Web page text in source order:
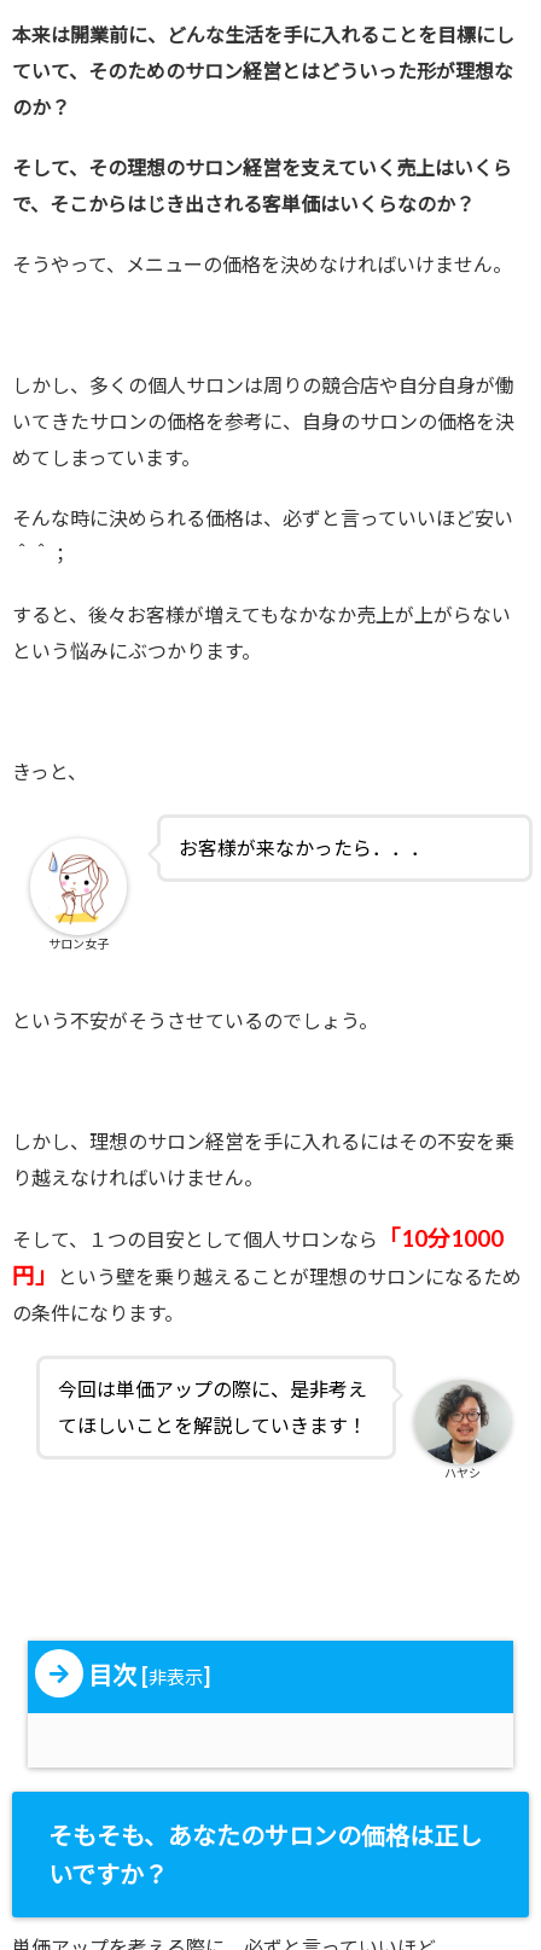
本来は開業前に、どんな生活を手に入れることを目標にし
ていて、そのためのサロン経営とはどういった形が理想な
のか？
そして、その理想のサロン経営を支えていく売上はいくら
で、そこからはじき出される客単価はいくらなのか？
そうやって、メニューの価格を決めなければいけません。
しかし、多くの個人サロンは周りの競合店や自分自身が働
いてきたサロンの価格を参考に、自身のサロンの価格を決
めてしまっています。
そんな時に決められる価格は、必ずと言っていいほど安い
＾＾；
すると、後々お客様が増えてもなかなか売上が上がらない
という悩みにぶつかります。
きっと、
お客様が来なかったら．．．
サロン女子
という不安がそうさせているのでしょう。
しかし、理想のサロン経営を手に入れるにはその不安を乗
り越えなければいけません。
そして、１つの目安として個人サロンなら
「10分1000
円」
という壁を乗り越えることが理想のサロンになるため
の条件になります。
今回は単価アップの際に、是非考え
てほしいことを解説していきます！
ハヤシ
目次 [非表示]
そもそも、あなたのサロンの価格は正し
いですか？